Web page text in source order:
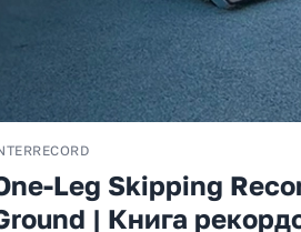
Leg Skipping
| Книга